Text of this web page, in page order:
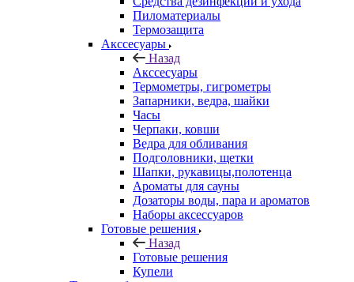
Пиломатериалы
Термозащита
Аксcесуары
Назад
Аксcесуары
Термометры, гигрометры
Запарники, ведра, шайки
Часы
Черпаки, ковши
Ведра для обливания
Подголовники, щетки
Шапки, рукавицы,полотенца
Ароматы для сауны
Дозаторы воды, пара и ароматов
Наборы аксессуаров
Готовые решения
Назад
Готовые решения
Купели